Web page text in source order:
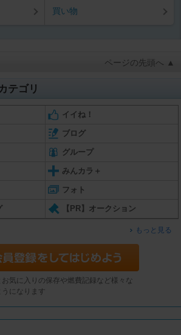
買い物
ページの先頭へ ▲
テゴリ
イイね！
ブログ
グループ
みんカラ＋
フォト
【PR】オークション
もっと見る
お気に入りの保存や燃費記録など様々な
になります